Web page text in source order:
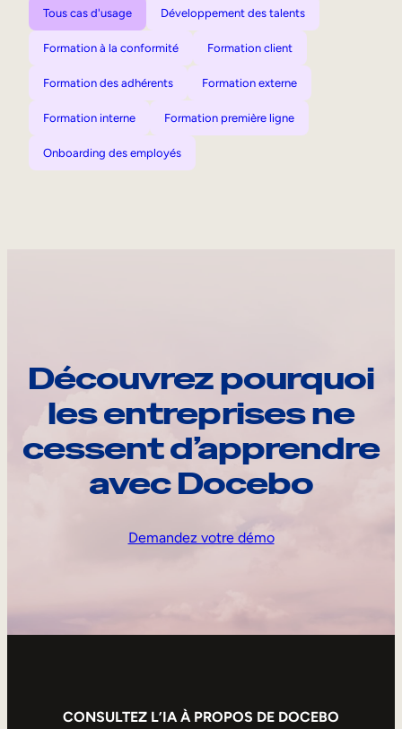
Tous cas d'usage Développement des talents
Formation à la conformité Formation client
Formation des adhérents Formation externe
Formation interne Formation première ligne
Onboarding des employés
Découvrez pourquoi
les entreprises ne
cessent d’apprendre
avec Docebo
Demandez votre démo
CONSULTEZ L’IA À PROPOS DE DOCEBO